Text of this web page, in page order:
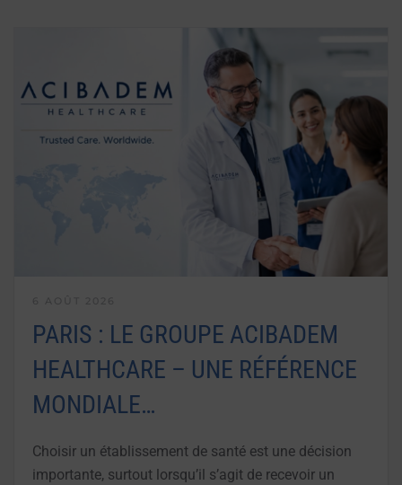
PARIS : LE GROUPE ACIBADEM
HEALTHCARE – UNE RÉFÉRENCE
MONDIALE…
Choisir un établissement de santé est une décision
importante, surtout lorsqu’il s’agit de recevoir un